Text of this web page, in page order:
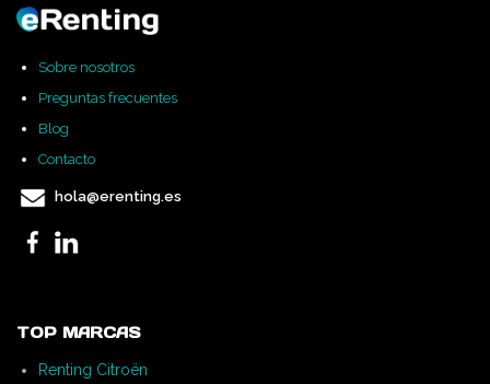
Sobre nosotros
Preguntas frecuentes
Blog
Contacto
hola@erenting.es
TOP MARCAS
Renting Citroën